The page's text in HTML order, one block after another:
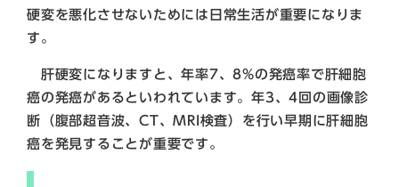
硬変を悪化させないためには日常生活が重要になりま
す。
肝硬変になりますと、年率7、8%の発癌率で肝細胞
癌の発癌があるといわれています。年3、4回の画像診
断（腹部超音波、CT、MRI検査）を行い早期に肝細胞
癌を発見することが重要です。